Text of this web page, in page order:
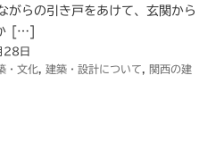
がらの引き戸をあけて、玄関から
[…]
28日
・文化 建築・設計について
関西の建